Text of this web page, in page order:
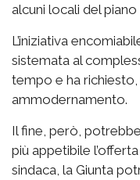
alcuni locali del
L’iniziativa
sistemata al
tempo e ha richiesto,
ammodernamento.
Il fine, però,
più appetibile
sindaca, la Giunta